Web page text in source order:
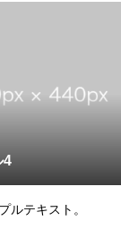
4
ルテキスト。